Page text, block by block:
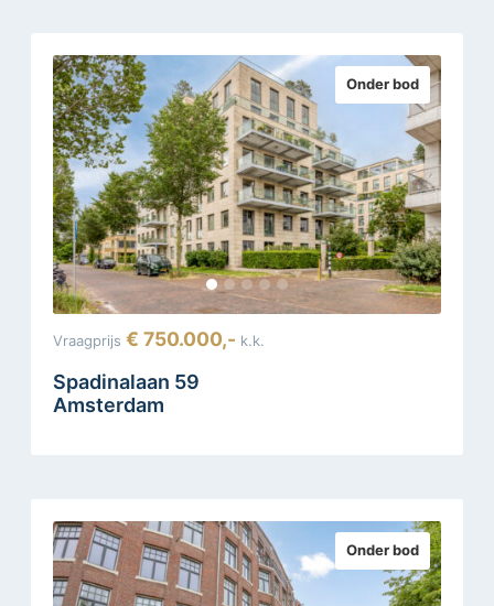
Onder bod
Vraagprijs € 750.000,- k.k.
Spadinalaan 59
Amsterdam
Onder bod